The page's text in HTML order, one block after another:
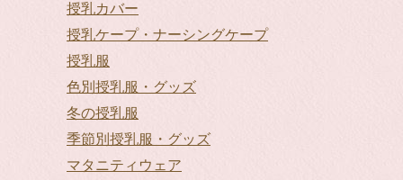
授乳カバー
授乳ケープ・ナーシングケープ
授乳服
色別授乳服・グッズ
冬の授乳服
季節別授乳服・グッズ
マタニティウェア